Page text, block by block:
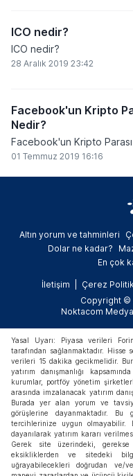
ICO nedir?
ICO nedir?
28 Aralık 2019 23:42
Facebook'un Kripto
Nedir?
Facebook'un Kripto
01 Temmuz 2019 16:16
Altın yorum ve tahminleri
Dolar ne kadar?
En çok
İletişim Çerez
Copyright ©
Noktacom
Yasal Uyarı: Piyasa verileri
tarafından sağlanmaktadır.
verileri 15 dakika gecikmelidir.
yatırım danışmanlığı
kurumlar, portföy yönetim
arasında imzalanacak yatırım
Burada yer alan yorum ve
görüşlerine dayanmaktadır.
tercihlerinize uygun olmayabilir.
dayanılarak yatırım kararı
Gerek site üzerindeki,
eksikliklerden ve sitedeki
uğrayabilecekleri doğrudan ve/